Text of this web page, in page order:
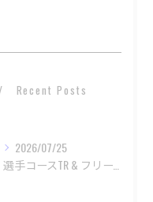
Recent Posts
2026/07/25
選手コースTR & フリーアカデミー